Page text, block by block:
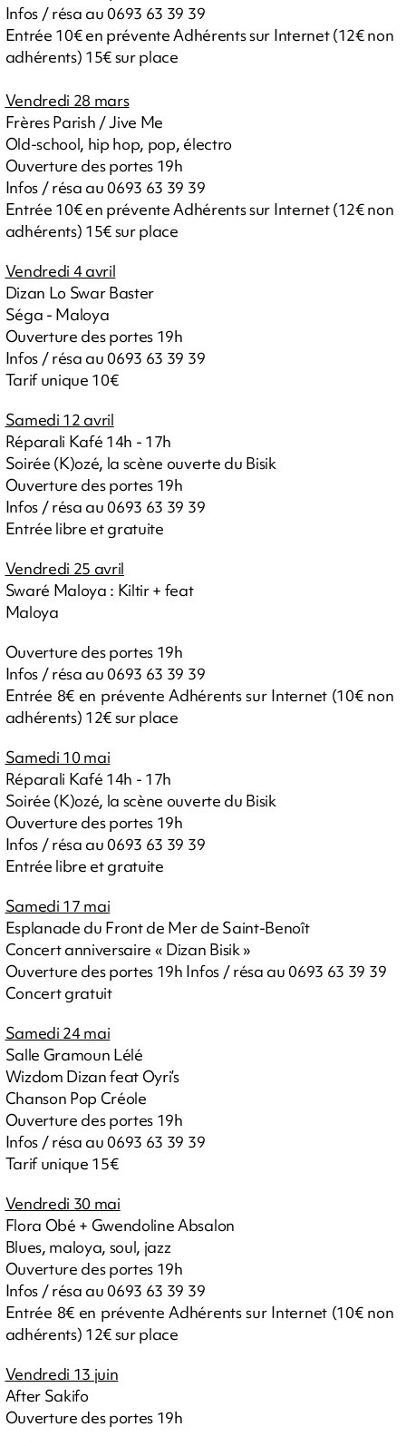
Infos / résa au 0693 63 39 39
Entrée 10€ en prévente Adhérents sur Internet (12€ non
adhérents) 15€ sur place
Vendredi 28 mars
Frères Parish / Jive Me
Old-school, hip hop, pop, électro
Ouverture des portes 19h
Infos / résa au 0693 63 39 39
Entrée 10€ en prévente Adhérents sur Internet (12€ non
adhérents) 15€ sur place
Vendredi 4 avril
Dizan Lo Swar Baster
Séga - Maloya
Ouverture des portes 19h
Infos / résa au 0693 63 39 39
Tarif unique 10€
Samedi 12 avril
Réparali Kafé 14h - 17h
Soirée (K)ozé, la scène ouverte du Bisik
Ouverture des portes 19h
Infos / résa au 0693 63 39 39
Entrée libre et gratuite
Vendredi 25 avril
Swaré Maloya : Kiltir + feat
Maloya
Ouverture des portes 19h
Infos / résa au 0693 63 39 39
Entrée 8€ en prévente Adhérents sur Internet (10€ non
adhérents) 12€ sur place
Samedi 10 mai
Réparali Kafé 14h - 17h
Soirée (K)ozé, la scène ouverte du Bisik
Ouverture des portes 19h
Infos / résa au 0693 63 39 39
Entrée libre et gratuite
Samedi 17 mai
Esplanade du Front de Mer de Saint-Benoît
Concert anniversaire « Dizan Bisik »
Ouverture des portes 19h Infos / résa au 0693 63 39 39
Concert gratuit
Samedi 24 mai
Salle Gramoun Lélé
Wizdom Dizan feat Oyri’s
Chanson Pop Créole
Ouverture des portes 19h
Infos / résa au 0693 63 39 39
Tarif unique 15€
Vendredi 30 mai
Flora Obé + Gwendoline Absalon
Blues, maloya, soul, jazz
Ouverture des portes 19h
Infos / résa au 0693 63 39 39
Entrée 8€ en prévente Adhérents sur Internet (10€ non
adhérents) 12€ sur place
Vendredi 13 juin
After Sakifo
Ouverture des portes 19h